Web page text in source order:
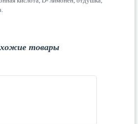
товары